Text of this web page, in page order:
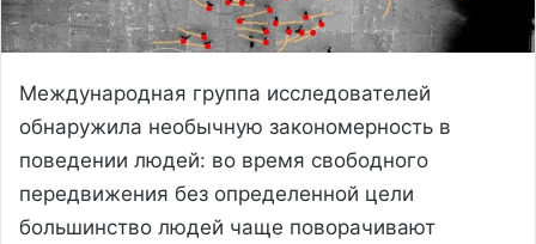
Международная группа исследователей
обнаружила необычную закономерность в
поведении людей: во время свободного
передвижения без определенной цели
большинство людей чаще поворачивают